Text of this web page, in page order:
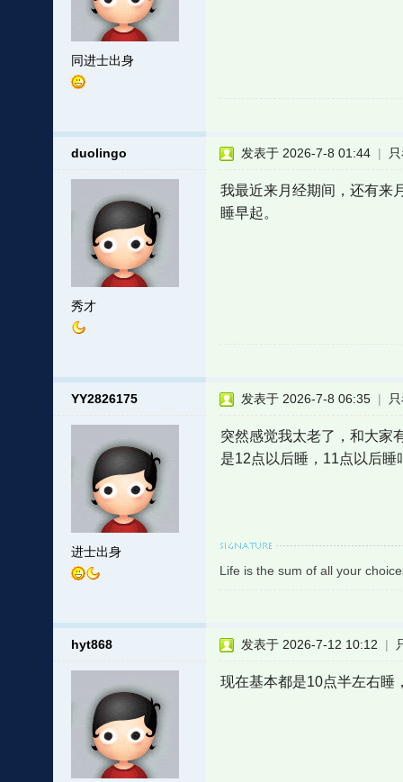
同进士出身
duolingo
秀才
发表于 2026-7-8 01:44 |
我最近来月经期间，还有来
睡早起。
YY2826175
进士出身
发表于 2026-7-8 06:35 |
突然感觉我太老了，和大家
是12点以后睡，11点以后
Life is the sum of all your
hyt868 发表于 2026-7-12 10:12 |
现在基本都是10点半左右睡